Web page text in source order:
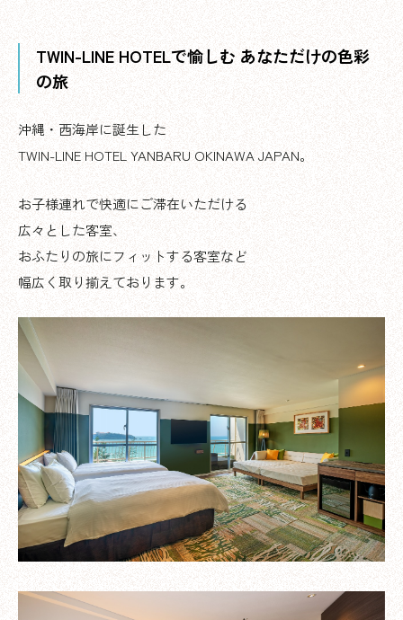
TWIN-LINE HOTELで愉しむ あなただけの色彩
の旅
沖縄・西海岸に誕生した
TWIN-LINE HOTEL YANBARU OKINAWA JAPAN。
お子様連れで快適にご滞在いただける
広々とした客室、
おふたりの旅にフィットする客室など
幅広く取り揃えております。